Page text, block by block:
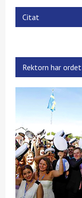
Citat
Rektorn har ordet